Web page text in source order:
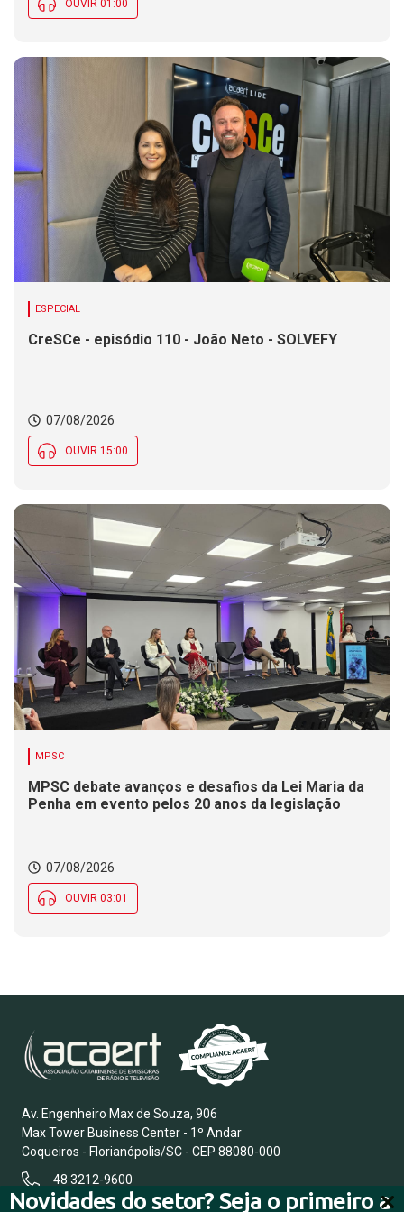
Novidades do setor? Seja o primeiro a
OUVIR 01:00
ESPECIAL
CreSCe - episódio 110 - João Neto - SOLVEFY
07/08/2026
OUVIR 15:00
MPSC
MPSC debate avanços e desafios da Lei Maria da
Penha em evento pelos 20 anos da legislação
07/08/2026
OUVIR 03:01
Av. Engenheiro Max de Souza, 906
Max Tower Business Center - 1º Andar
Coqueiros - Florianópolis/SC - CEP 88080-000
48 3212-9600